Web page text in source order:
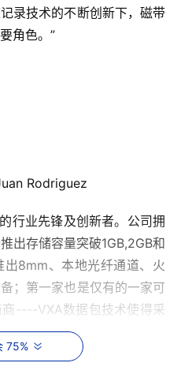
录技术的不断创新下，磁带
角色。”
Rodriguez
行业先锋及创新者。公司拥
出存储容量突破1GB,2GB和
8mm、本地光纤通道、火
；第一家也是仅有的一家可
----VXA数据包技术使得采
和磁带能以与英特网读取数
高的数据恢复能力，更快的
75%